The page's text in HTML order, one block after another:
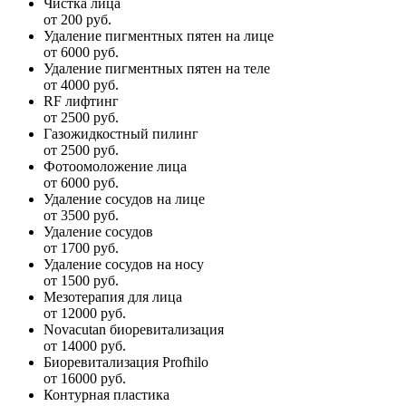
от 200 руб.
Удаление пигментных пятен на лице
от 6000 руб.
Удаление пигментных пятен на теле
от 4000 руб.
RF лифтинг
от 2500 руб.
Газожидкостный пилинг
от 2500 руб.
Фотоомоложение лица
от 6000 руб.
Удаление сосудов на лице
от 3500 руб.
Удаление сосудов
от 1700 руб.
Удаление сосудов на носу
от 1500 руб.
Мезотерапия для лица
от 12000 руб.
Novacutan биоревитализация
от 14000 руб.
Биоревитализация Profhilo
от 16000 руб.
Контурная пластика